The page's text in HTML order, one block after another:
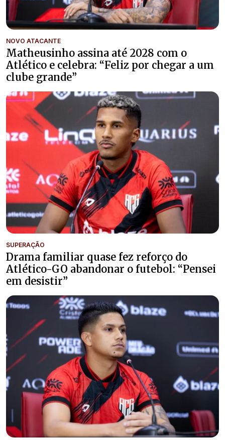
NOVO ATACANTE
Matheusinho assina até 2028 com o
Atlético e celebra: “Feliz por chegar a um
clube grande”
SUPERAÇÃO
Drama familiar quase fez reforço do
Atlético-GO abandonar o futebol: “Pensei
em desistir”